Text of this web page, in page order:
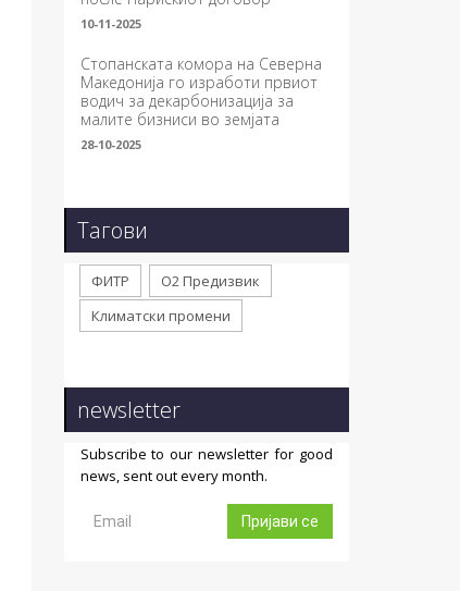
10-11-2025
Стопанската комора на Северна
Македонија го изработи првиот
водич за декарбонизација за
малите бизниси во земјата
28-10-2025
Тагови
ФИТР
О2 Предизвик
Климатски промени
newsletter
Subscribe to our newsletter for good
news, sent out every month.
Пријави се